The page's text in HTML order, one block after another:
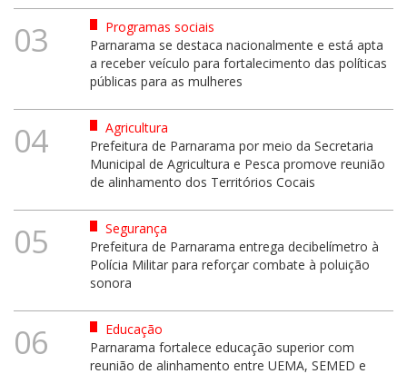
03
Programas sociais
Parnarama se destaca nacionalmente e está apta
a receber veículo para fortalecimento das políticas
públicas para as mulheres
04
Agricultura
Prefeitura de Parnarama por meio da Secretaria
Municipal de Agricultura e Pesca promove reunião
de alinhamento dos Territórios Cocais
05
Segurança
Prefeitura de Parnarama entrega decibelímetro à
Polícia Militar para reforçar combate à poluição
sonora
06
Educação
Parnarama fortalece educação superior com
reunião de alinhamento entre UEMA, SEMED e